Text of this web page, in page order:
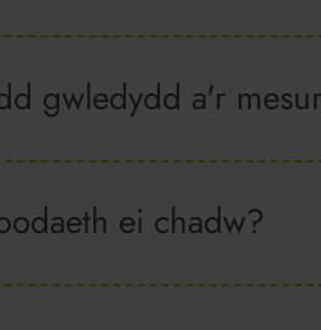
gwledydd a'r
ei chadw?